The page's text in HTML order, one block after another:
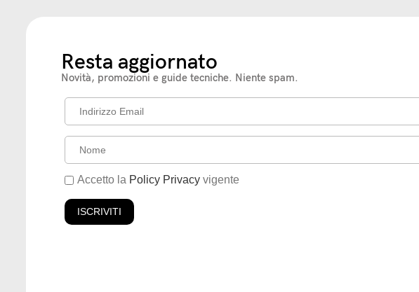
Resta aggiornato
Novità, promozioni e guide tecniche. Niente spam.
Accetto la Policy Privacy vigente